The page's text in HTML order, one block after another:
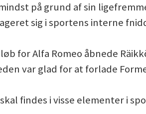
på grund af sin
sig i sportens interne
for Alfa Romeo åbnede
var glad for at forlade
findes i visse elementer i